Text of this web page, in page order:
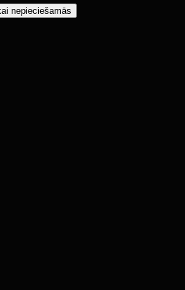
nepieciešamās